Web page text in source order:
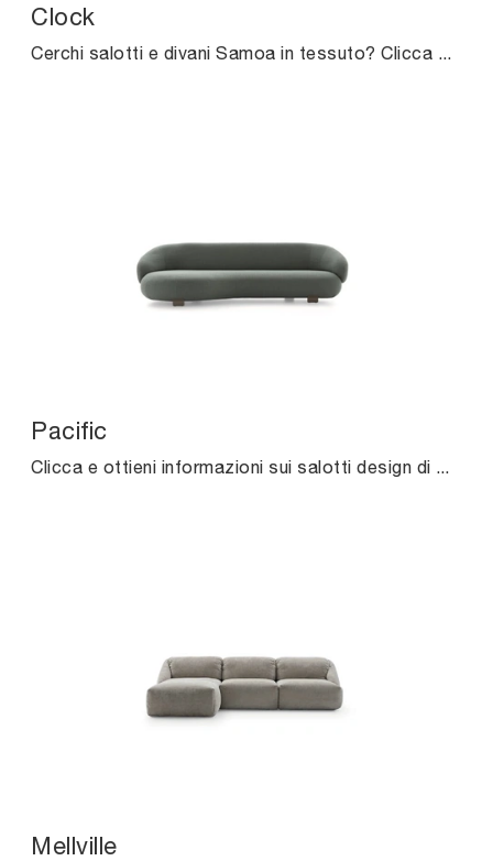
Clock
Pacific
Clicca e ottieni informazioni sui salotti design di Ditre Italia! Diversi modelli di divani, come Pacific, ti attendono.
Mellville